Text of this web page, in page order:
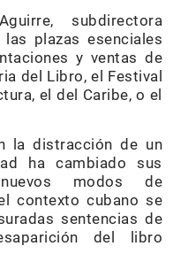
subdirectora
plazas esenciales
y ventas de
del Libro, el Festival
el del Caribe, o el
la distracción de un
ha cambiado sus
modos de
contexto cubano se
sentencias de
del libro